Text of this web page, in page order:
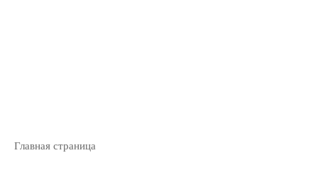
Главная страница